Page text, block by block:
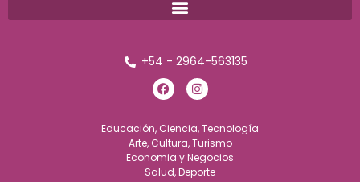
+54 - 2964-563135
Educación, Ciencia, Tecnología
Arte, Cultura, Turismo
Economia y Negocios
Salud, Deporte